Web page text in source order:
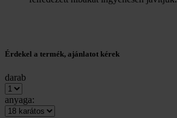
Érdekel a termék, ajánlatot kérek
darab
anyaga: